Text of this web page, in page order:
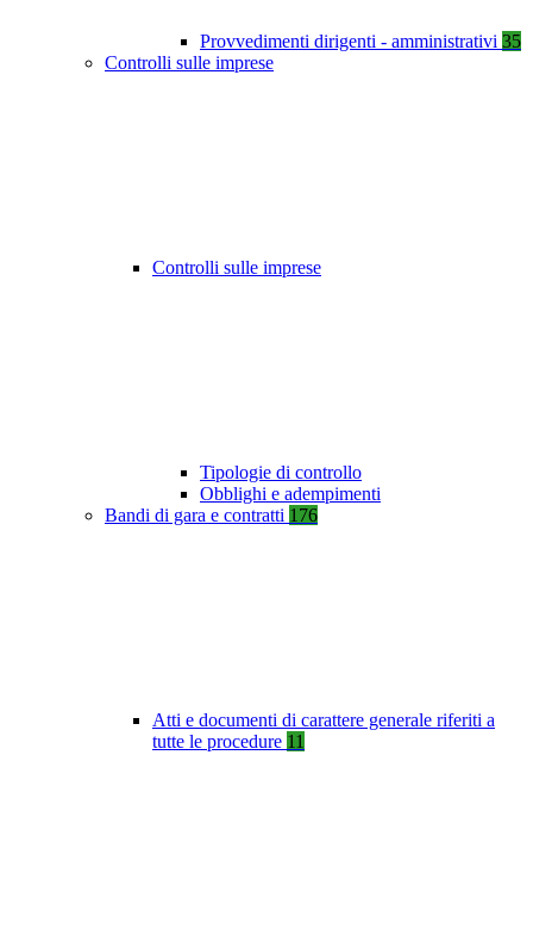
Provvedimenti dirigenti - amministrativi 35
Controlli sulle imprese
Controlli sulle imprese
Tipologie di controllo
Obblighi e adempimenti
Bandi di gara e contratti 176
Atti e documenti di carattere generale riferiti a
tutte le procedure 11